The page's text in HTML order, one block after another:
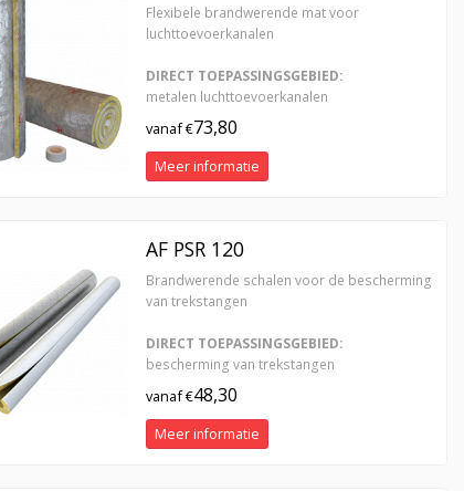
Flexibele brandwerende mat voor
luchttoevoerkanalen
DIRECT TOEPASSINGSGEBIED:
metalen luchttoevoerkanalen
vanaf €73,80
Meer informatie
AF PSR 120
Brandwerende schalen voor de bescherming
van trekstangen
DIRECT TOEPASSINGSGEBIED:
bescherming van trekstangen
vanaf €48,30
Meer informatie